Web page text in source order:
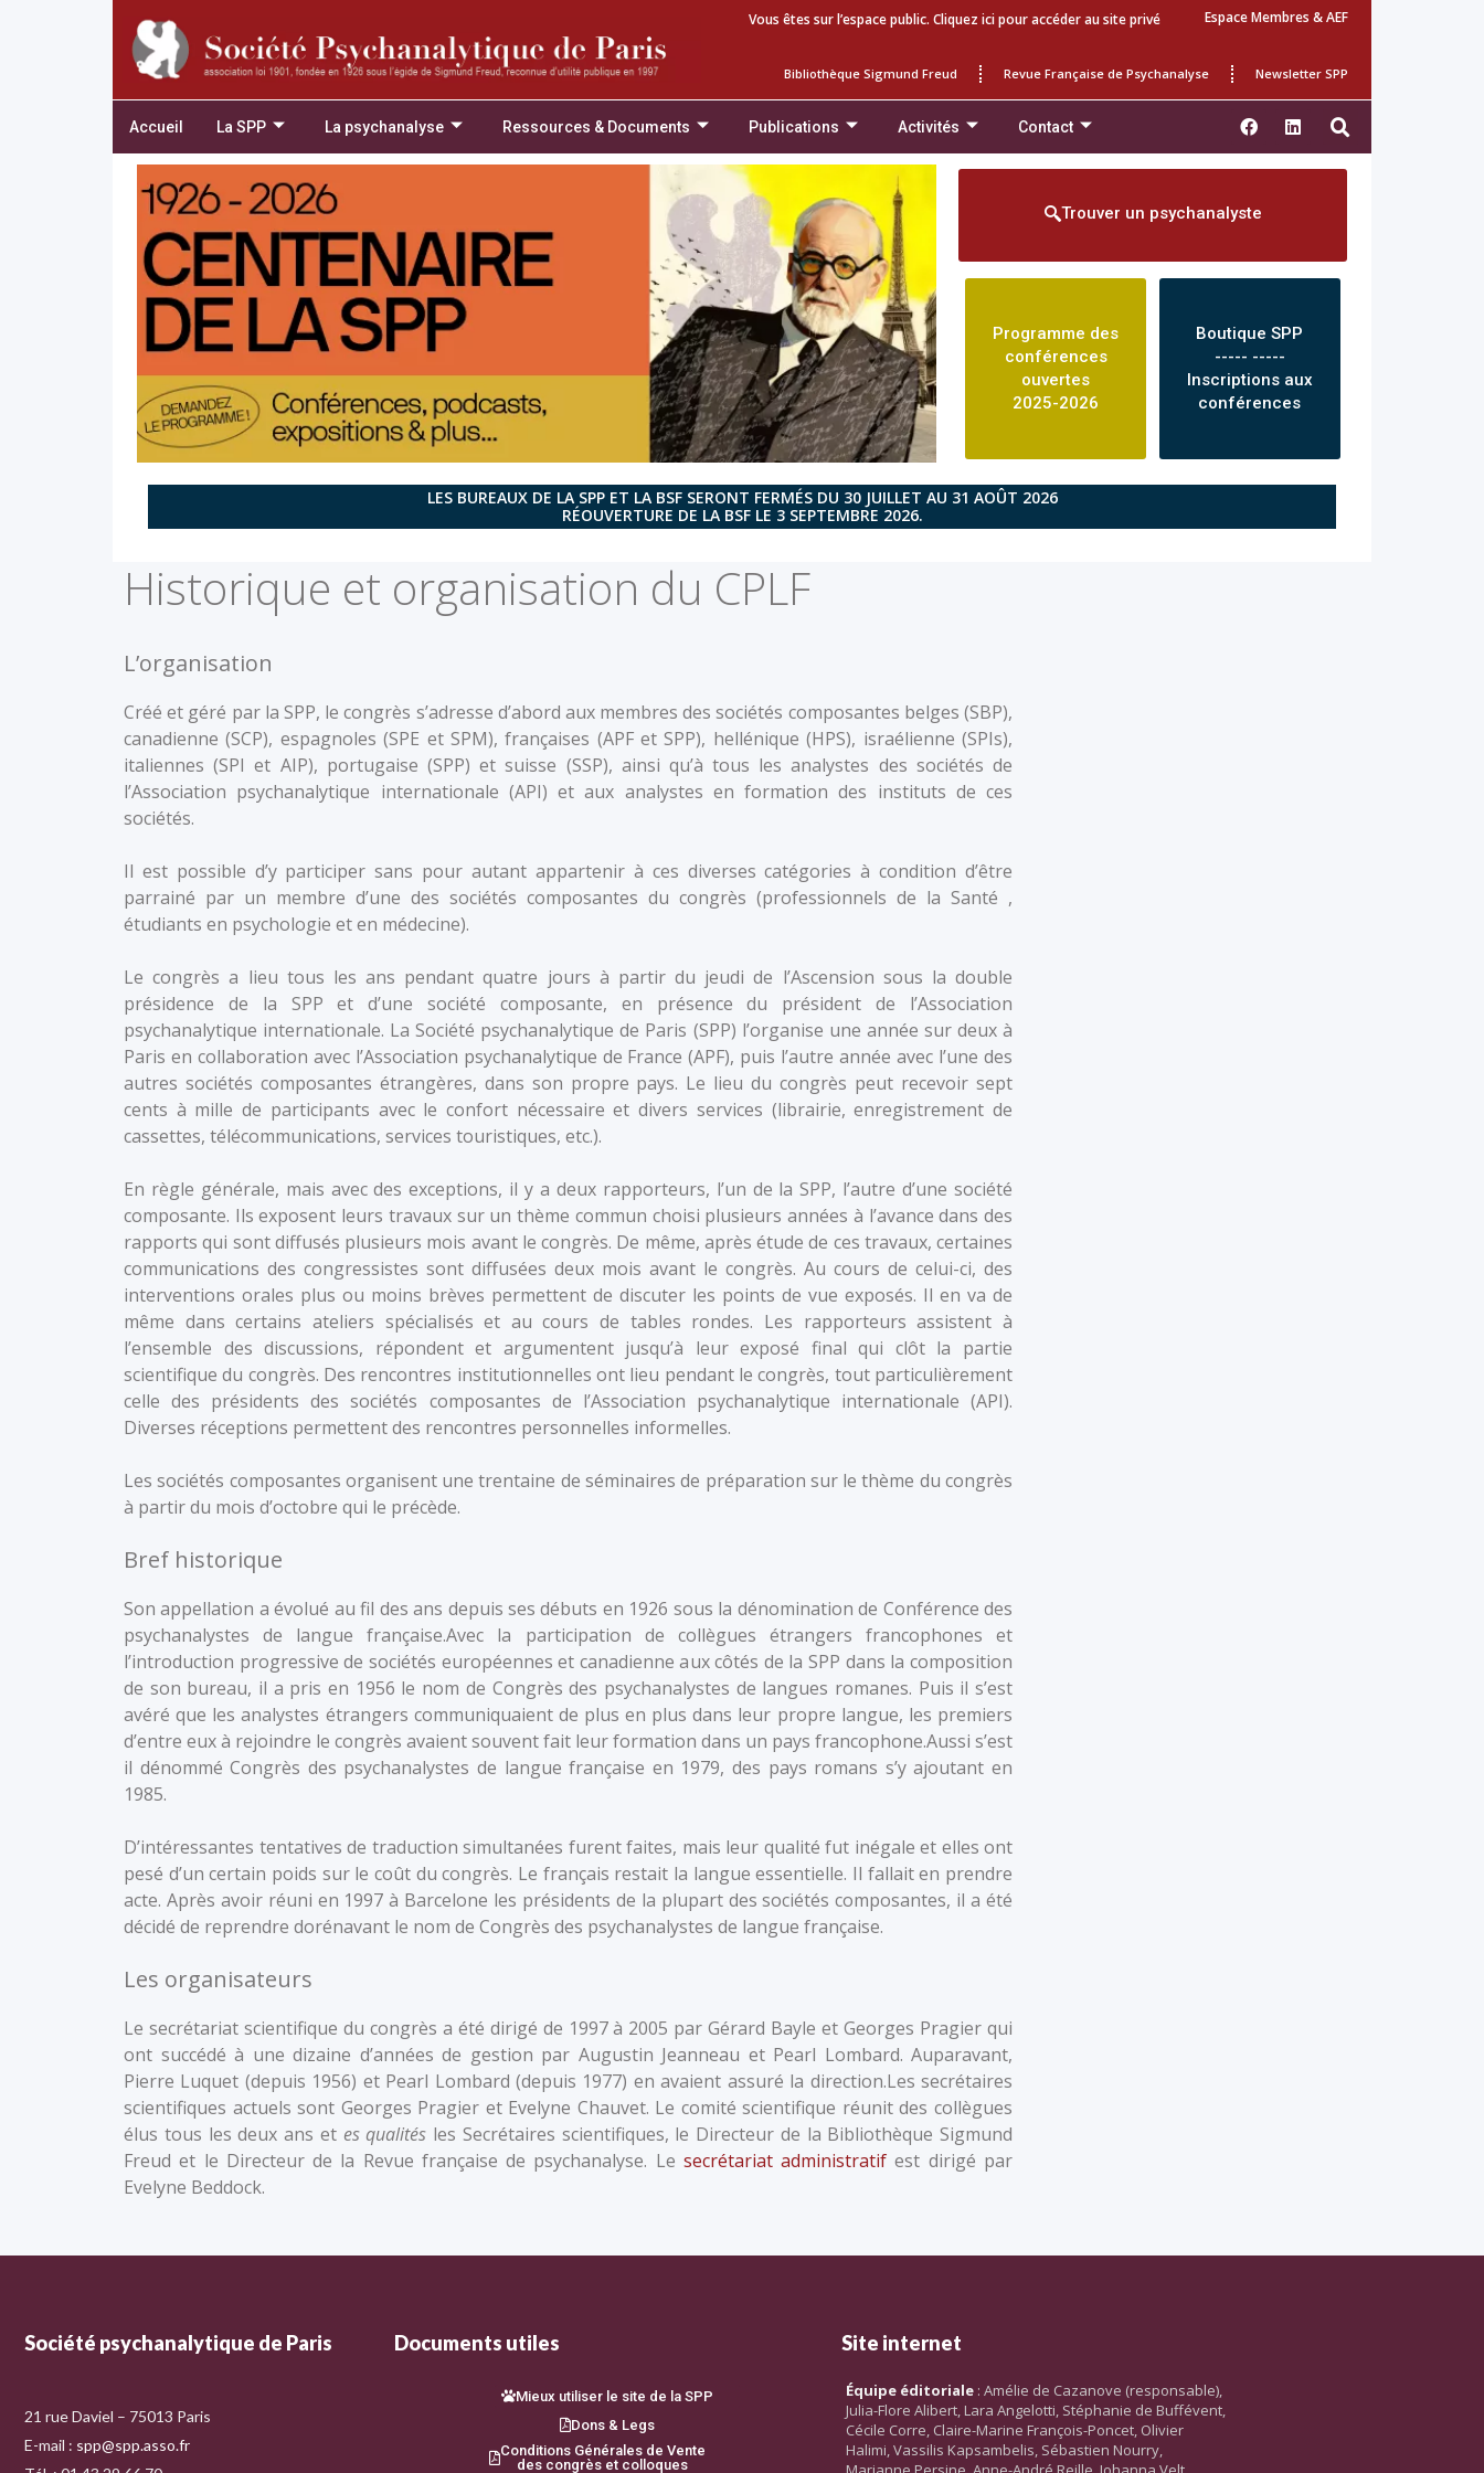
Vous êtes sur l’espace public. Cliquez ici pour accéder au site privé Espace Membres & AEF
Bibliothèque Sigmund Freud Revue Française de Psychanalyse Newsletter SPP
Accueil La SPP La psychanalyse Ressources & Documents Publications Activités Contact
Trouver un psychanalyste
Programme des
conférences
ouvertes
2025-2026
Boutique SPP
----- -----
Inscriptions aux
conférences
LES BUREAUX DE LA SPP ET LA BSF SERONT FERMÉS DU 30 JUILLET AU 31 AOÛT 2026
RÉOUVERTURE DE LA BSF LE 3 SEPTEMBRE 2026.
Historique et organisation du CPLF
L’organisation
Créé et géré par la SPP, le congrès s’adresse d’abord aux membres des sociétés composantes belges (SBP),
canadienne (SCP), espagnoles (SPE et SPM), françaises (APF et SPP), hellénique (HPS), israélienne (SPIs),
italiennes (SPI et AIP), portugaise (SPP) et suisse (SSP), ainsi qu’à tous les analystes des sociétés de
l’Association psychanalytique internationale (API) et aux analystes en formation des instituts de ces
sociétés.
Il est possible d’y participer sans pour autant appartenir à ces diverses catégories à condition d’être
parrainé par un membre d’une des sociétés composantes du congrès (professionnels de la Santé ,
étudiants en psychologie et en médecine).
Le congrès a lieu tous les ans pendant quatre jours à partir du jeudi de l’Ascension sous la double
présidence de la SPP et d’une société composante, en présence du président de l’Association
psychanalytique internationale. La Société psychanalytique de Paris (SPP) l’organise une année sur deux à
Paris en collaboration avec l’Association psychanalytique de France (APF), puis l’autre année avec l’une des
autres sociétés composantes étrangères, dans son propre pays. Le lieu du congrès peut recevoir sept
cents à mille de participants avec le confort nécessaire et divers services (librairie, enregistrement de
cassettes, télécommunications, services touristiques, etc.).
En règle générale, mais avec des exceptions, il y a deux rapporteurs, l’un de la SPP, l’autre d’une société
composante. Ils exposent leurs travaux sur un thème commun choisi plusieurs années à l’avance dans des
rapports qui sont diffusés plusieurs mois avant le congrès. De même, après étude de ces travaux, certaines
communications des congressistes sont diffusées deux mois avant le congrès. Au cours de celui-ci, des
interventions orales plus ou moins brèves permettent de discuter les points de vue exposés. Il en va de
même dans certains ateliers spécialisés et au cours de tables rondes. Les rapporteurs assistent à
l’ensemble des discussions, répondent et argumentent jusqu’à leur exposé final qui clôt la partie
scientifique du congrès. Des rencontres institutionnelles ont lieu pendant le congrès, tout particulièrement
celle des présidents des sociétés composantes de l’Association psychanalytique internationale (API).
Diverses réceptions permettent des rencontres personnelles informelles.
Les sociétés composantes organisent une trentaine de séminaires de préparation sur le thème du congrès
à partir du mois d’octobre qui le précède.
Bref historique
Son appellation a évolué au fil des ans depuis ses débuts en 1926 sous la dénomination de Conférence des
psychanalystes de langue française.Avec la participation de collègues étrangers francophones et
l’introduction progressive de sociétés européennes et canadienne aux côtés de la SPP dans la composition
de son bureau, il a pris en 1956 le nom de Congrès des psychanalystes de langues romanes. Puis il s’est
avéré que les analystes étrangers communiquaient de plus en plus dans leur propre langue, les premiers
d’entre eux à rejoindre le congrès avaient souvent fait leur formation dans un pays francophone.Aussi s’est
il dénommé Congrès des psychanalystes de langue française en 1979, des pays romans s’y ajoutant en
1985.
D’intéressantes tentatives de traduction simultanées furent faites, mais leur qualité fut inégale et elles ont
pesé d’un certain poids sur le coût du congrès. Le français restait la langue essentielle. Il fallait en prendre
acte. Après avoir réuni en 1997 à Barcelone les présidents de la plupart des sociétés composantes, il a été
décidé de reprendre dorénavant le nom de Congrès des psychanalystes de langue française.
Les organisateurs
Le secrétariat scientifique du congrès a été dirigé de 1997 à 2005 par Gérard Bayle et Georges Pragier qui
ont succédé à une dizaine d’années de gestion par Augustin Jeanneau et Pearl Lombard. Auparavant,
Pierre Luquet (depuis 1956) et Pearl Lombard (depuis 1977) en avaient assuré la direction.Les secrétaires
scientifiques actuels sont Georges Pragier et Evelyne Chauvet. Le comité scientifique réunit des collègues
élus tous les deux ans et es qualités les Secrétaires scientifiques, le Directeur de la Bibliothèque Sigmund
Freud et le Directeur de la Revue française de psychanalyse. Le secrétariat administratif est dirigé par
Evelyne Beddock.
Société psychanalytique de Paris
21 rue Daviel – 75013 Paris
E-mail : spp@spp.asso.fr
Documents utiles
Mieux utiliser le site de la SPP
Dons & Legs
Conditions Générales de Vente
des congrès et colloques
Site internet
Équipe éditoriale : Amélie de Cazanove (responsable),
Julia-Flore Alibert, Lara Angelotti, Stéphanie de Buffévent,
Cécile Corre, Claire-Marine François-Poncet, Olivier
Halimi, Vassilis Kapsambelis, Sébastien Nourry,